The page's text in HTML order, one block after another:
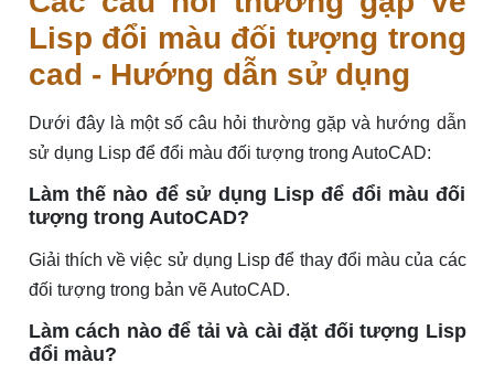
Lisp đổi màu đối tượng trong
cad - Hướng dẫn sử dụng
Dưới đây là một số câu hỏi thường gặp và hướng dẫn
sử dụng Lisp để đổi màu đối tượng trong AutoCAD:
Làm thế nào để sử dụng Lisp để đổi màu đối
tượng trong AutoCAD?
Giải thích về việc sử dụng Lisp để thay đổi màu của các
đối tượng trong bản vẽ AutoCAD.
Làm cách nào để tải và cài đặt đối tượng Lisp
đổi màu?